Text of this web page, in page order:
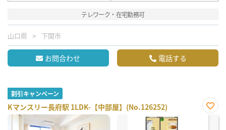
テレワーク・在宅勤務可
山口県 下関市
お問合わせ 電話する
割引キャンペーン
Kマンスリー長府駅 1LDK-【中部屋】(No.126252)
お気